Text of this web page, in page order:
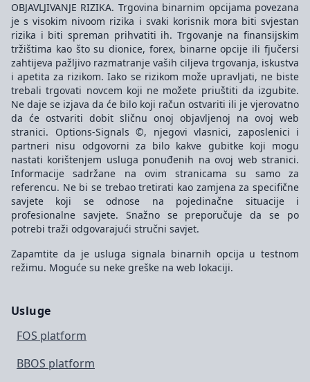
OBJAVLJIVANJE RIZIKA. Trgovina binarnim opcijama povezana
je s visokim nivoom rizika i svaki korisnik mora biti svjestan
rizika i biti spreman prihvatiti ih. Trgovanje na finansijskim
tržištima kao što su dionice, forex, binarne opcije ili fjučersi
zahtijeva pažljivo razmatranje vaših ciljeva trgovanja, iskustva
i apetita za rizikom. Iako se rizikom može upravljati, ne biste
trebali trgovati novcem koji ne možete priuštiti da izgubite.
Ne daje se izjava da će bilo koji račun ostvariti ili je vjerovatno
da će ostvariti dobit sličnu onoj objavljenoj na ovoj web
stranici. Options-Signals ©, njegovi vlasnici, zaposlenici i
partneri nisu odgovorni za bilo kakve gubitke koji mogu
nastati korištenjem usluga ponuđenih na ovoj web stranici.
Informacije sadržane na ovim stranicama su samo za
referencu. Ne bi se trebao tretirati kao zamjena za specifične
savjete koji se odnose na pojedinačne situacije i
profesionalne savjete. Snažno se preporučuje da se po
potrebi traži odgovarajući stručni savjet.
Zapamtite da je usluga signala binarnih opcija u testnom
režimu. Moguće su neke greške na web lokaciji.
Usluge
FOS platform
BBOS platform